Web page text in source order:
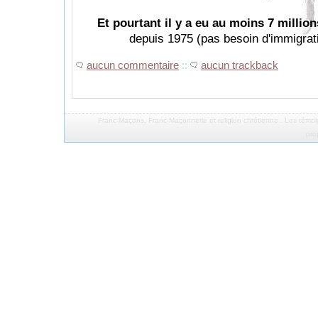
Et pourtant il y a eu au moins 7
depuis 1975 (pas besoin
aucun commentaire :: aucun trackback
Franc-Maçons Franc-Maçonnerie et religion chrétienne
Les